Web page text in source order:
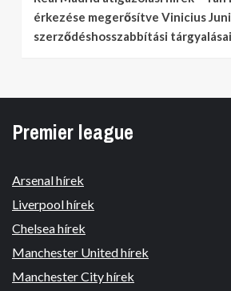
érkezése megerősítve Vinicius
szerződéshosszabbítási
Premier league
Arsenal hírek
Liverpool hírek
Chelsea hírek
Manchester United hírek
Manchester City hírek